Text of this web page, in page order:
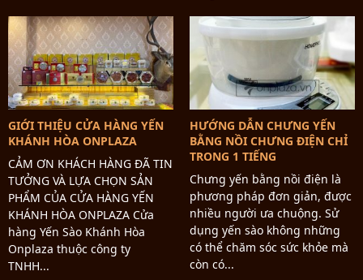
GIỚI THIỆU CỬA HÀNG YẾN
KHÁNH HÒA ONPLAZA
CẢM ƠN KHÁCH HÀNG ĐÃ TIN
TƯỞNG VÀ LỰA CHỌN SẢN
PHẨM CỦA CỬA HÀNG YẾN
KHÁNH HÒA ONPLAZA Cửa
hàng Yến Sào Khánh Hòa
Onplaza thuộc công ty
TNHH...
HƯỚNG DẪN CHƯNG YẾN
BẰNG NỒI CHƯNG ĐIỆN CHỈ
TRONG 1 TIẾNG
Chưng yến bằng nồi điện là
phương pháp đơn giản, được
nhiều người ưa chuộng. Sử
dụng yến sào không những
có thể chăm sóc sức khỏe mà
còn có...